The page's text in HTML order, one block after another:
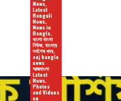
News,
Latest
Bengali
News,
News in
Bangla,
বাংলা বাংলা
নিউজ, বাংলায়
সর্বশেষ খবর,
aaj bangla
news
আজবাংলা
Latest
News,
Photos
and Videos
on